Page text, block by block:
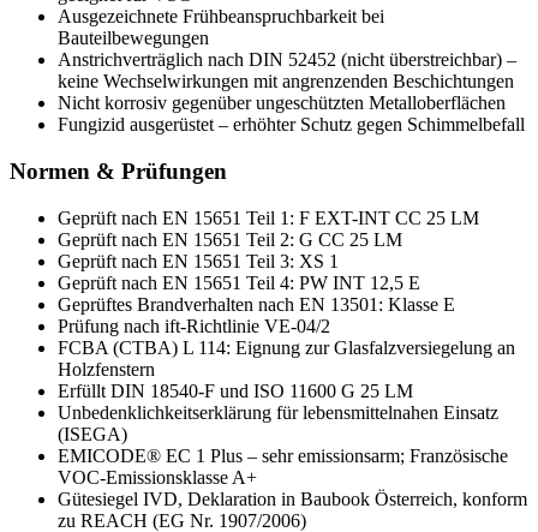
Ausgezeichnete Frühbeanspruchbarkeit bei
Bauteilbewegungen
Anstrichverträglich nach DIN 52452 (nicht überstreichbar) –
keine Wechselwirkungen mit angrenzenden Beschichtungen
Nicht korrosiv gegenüber ungeschützten Metalloberflächen
Fungizid ausgerüstet – erhöhter Schutz gegen Schimmelbefall
Normen & Prüfungen
Geprüft nach EN 15651 Teil 1: F EXT-INT CC 25 LM
Geprüft nach EN 15651 Teil 2: G CC 25 LM
Geprüft nach EN 15651 Teil 3: XS 1
Geprüft nach EN 15651 Teil 4: PW INT 12,5 E
Geprüftes Brandverhalten nach EN 13501: Klasse E
Prüfung nach ift-Richtlinie VE-04/2
FCBA (CTBA) L 114: Eignung zur Glasfalzversiegelung an
Holzfenstern
Erfüllt DIN 18540-F und ISO 11600 G 25 LM
Unbedenklichkeitserklärung für lebensmittelnahen Einsatz
(ISEGA)
EMICODE® EC 1 Plus – sehr emissionsarm; Französische
VOC-Emissionsklasse A+
Gütesiegel IVD, Deklaration in Baubook Österreich, konform
zu REACH (EG Nr. 1907/2006)